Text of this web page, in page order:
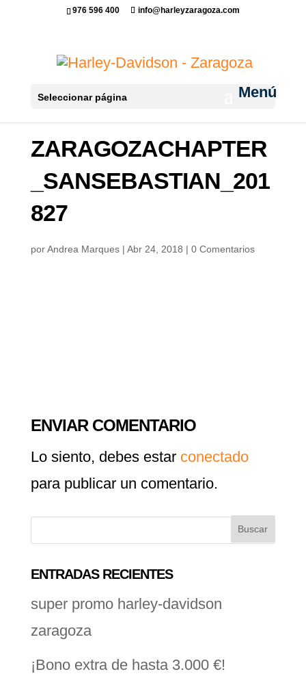
976 596 400 info@harleyzaragoza.com
Seleccionar página
ZARAGOZACHAPTER
_SANSEBASTIAN_201
827
porAndrea Marques| Abr 24, 2018 | 0 Comentarios
ENVIAR COMENTARIO
Lo siento, debes estar conectado
para publicar un comentario.
ENTRADAS RECIENTES
super promo harley-davidson
zaragoza
¡Bono extra de hasta 3.000 €!